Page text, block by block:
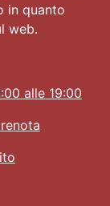
in quanto
web.
alle 19:00